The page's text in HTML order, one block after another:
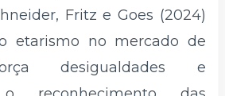
Fritz e Goes (2024)
etarismo no mercado de
desigualdades e